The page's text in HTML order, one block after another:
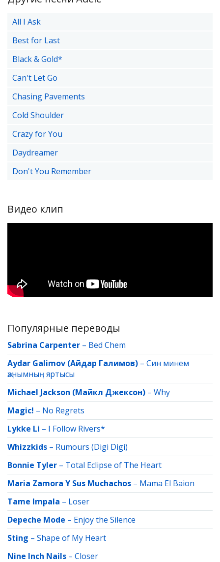
All I Ask
Best for Last
Black & Gold*
Can't Let Go
Chasing Pavements
Cold Shoulder
Crazy for You
Daydreamer
Don't You Remember
Видео клип
Популярные переводы
Sabrina Carpenter – Bed Chem
Aydar Galimov (Айдар Галимов) – Син минем
җанымның яртысы
Michael Jackson (Майкл Джексон) – Why
Magic! – No Regrets
Lykke Li – I Follow Rivers*
Whizzkids – Rumours (Digi Digi)
Bonnie Tyler – Total Eclipse of The Heart
Maria Zamora Y Sus Muchachos – Mama El Baion
Tame Impala – Loser
Depeche Mode – Enjoy the Silence
Sting – Shape of My Heart
Nine Inch Nails – Closer